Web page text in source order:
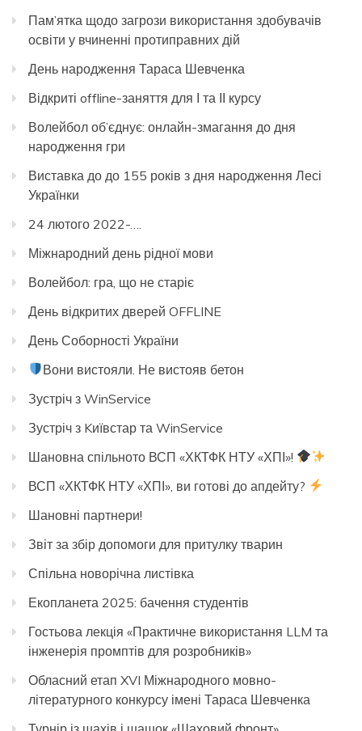
Пам’ятка щодо загрози використання здобувачів
освіти у вчиненні протиправних дій
День народження Тараса Шевченка
Відкриті offline-заняття для І та ІІ курсу
Волейбол об’єднує: онлайн-змагання до дня
народження гри
Виставка до до 155 років з дня народження Лесі
Українки
24 лютого 2022-….
Міжнародний день рідної мови
Волейбол: гра, що не старіє
День відкритих дверей OFFLINE
День Соборності України
Вони вистояли. Не вистояв бетон
Зустріч з WinService
Зустріч з Kиївстар та WinService
Шановна спільното ВСП «ХКТФК НТУ «ХПІ»!
ВСП «ХКТФК НТУ «ХПІ», ви готові до апдейту?
Шановні партнери!
Звіт за збір допомоги для притулку тварин
Спільна новорічна листівка
Екопланета 2025: бачення студентів
Гостьова лекція «Практичне використання LLM та
інженерія промптів для розробників»
Обласний етап XVI Міжнародного мовно-
літературного конкурсу імені Тараса Шевченка